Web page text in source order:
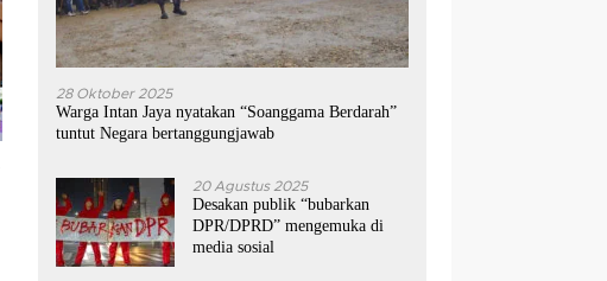
28 Oktober 2025
Warga Intan Jaya nyatakan “Soanggama Berdarah”
tuntut Negara bertanggungjawab
20 Agustus 2025
Desakan publik “bubarkan
DPR/DPRD” mengemuka di
media sosial